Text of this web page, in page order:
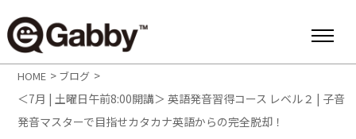
HOME > ブログ >
＜7月 | 土曜日午前8:00開講＞ 英語発音習得コース レベル２ | 子音
発音マスターで目指せカタカナ英語からの完全脱却！